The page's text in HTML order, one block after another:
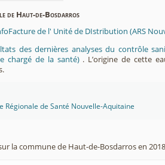
de Haut-de-Bosdarros
de l' Unité de DIstribution (ARS
des dernières analyses du contrôle
chargé de la santé) . L’origine de cette
Régionale de Santé Nouvelle-Aquitaine
la commune de Haut-de-Bosdarros en